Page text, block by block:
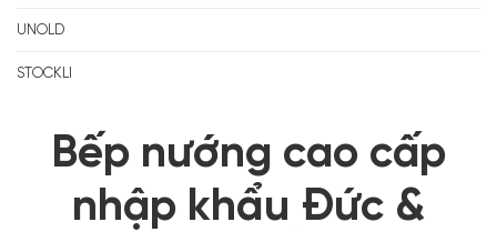
UNOLD
STOCKLI
Bếp nướng cao cấp
nhập khẩu Đức &